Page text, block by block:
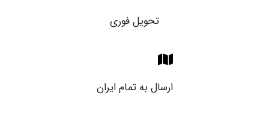
تحویل فوری
ارسال به تمام ایران